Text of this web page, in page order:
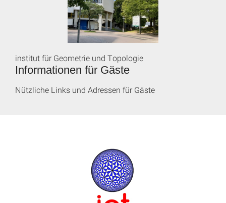
Informationen für Gäste
institut für Geometrie und Topologie
Nützliche Links und Adressen für Gäste